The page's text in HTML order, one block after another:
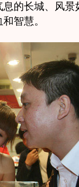
的长城、风景
智慧。